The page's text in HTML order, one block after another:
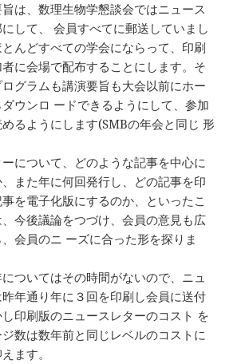
は、数理生物学懇談会ではニュース
して、 会員すべてに郵送していまし
んどすべての学会にならって、印刷
に会場で配布することにします。そ
グラムも講演要旨も大会以前にホー
ウンロ ードできるようにして、参加
るようにします(SMBの年会と同じ 形
について、どのような記事を中心に
また年に何回発行し、どの記事を印
を電子化版にするのか、といったこ
今後議論をつづけ、会員の意見も広
会員のニ ーズに合った形を探りま
ついてはその時間がないので、ニュ
年通り年に３回を印刷し会員に送付
印刷版のニュースレターのコスト を
数は数年前と同じレベルのコストに
ます。